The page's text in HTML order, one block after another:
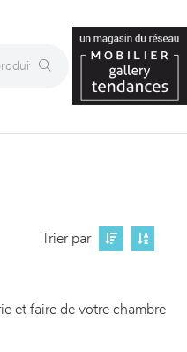
Trier par
et faire de votre chambre